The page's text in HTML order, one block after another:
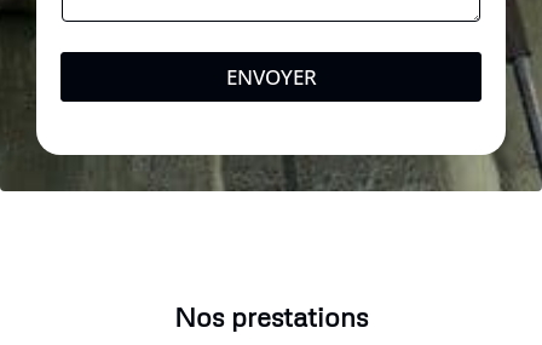
ENVOYER
Nos prestations